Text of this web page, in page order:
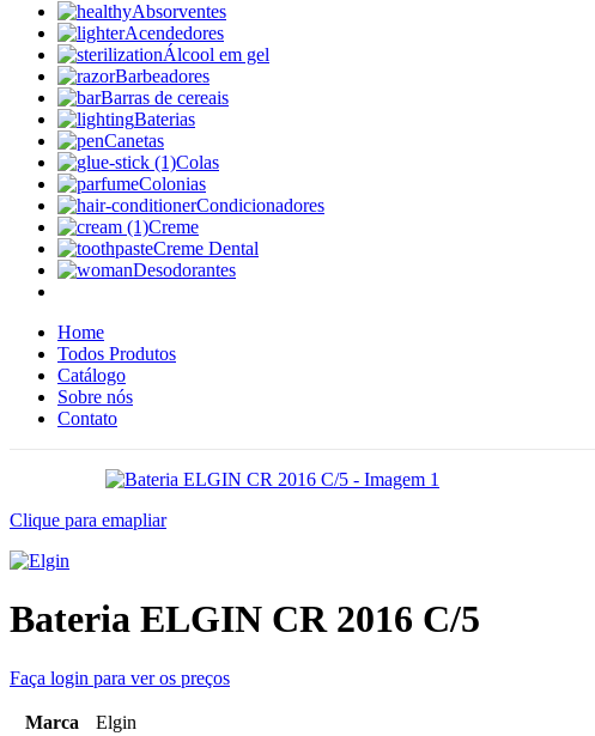
Absorventes
Acendedores
Álcool em gel
Barbeadores
Barras de cereais
Baterias
Canetas
Colas
Colonias
Condicionadores
Creme
Creme Dental
Desodorantes
Home
Todos Produtos
Catálogo
Sobre nós
Contato
Clique para emapliar
Bateria ELGIN CR 2016 C/5
Faça login para ver os preços
Marca
Elgin